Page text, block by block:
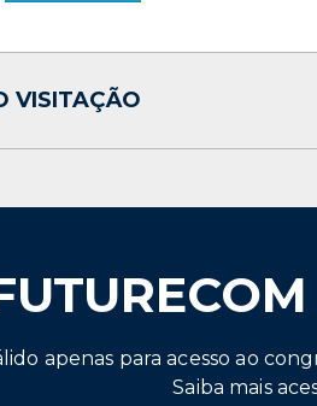
VISITAÇÃO
apenas para acesso ao
Saiba mais